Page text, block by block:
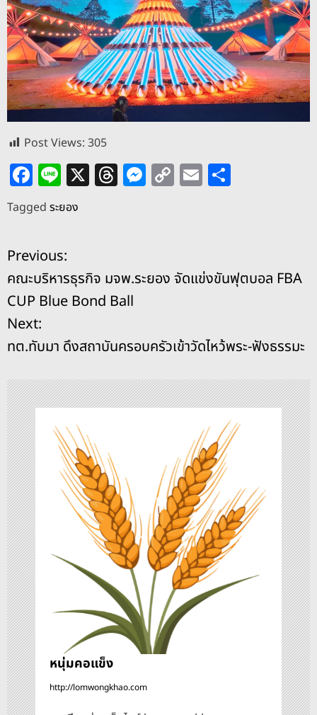
Post Views:305
F
a
c
e
b
o
o
k
Li
n
e
X T
h
s
M
e
n
g
C
o
Li
n
E
m
Tagged ระยอง
แ
น
ะ
น
ว
เ
รื่
อ
ง
Previous:
คณะบริหารธุรกิจ มจพ.ระยอง จัดแข่งขันฟุตบอล FBA
CUP Blue Bond Ball
Next:
ทต.ทับมา ดึงสถาบันครอบครัวเข้าวัดไหว้พระ-ฟังธรรมะ
หนุ่มคอแข็ง
http://lomwongkhao.com